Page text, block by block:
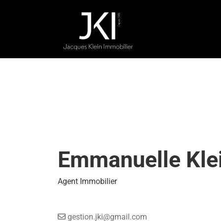
Emmanuelle
Agent Immobilier
gestion.jki@gmail.com